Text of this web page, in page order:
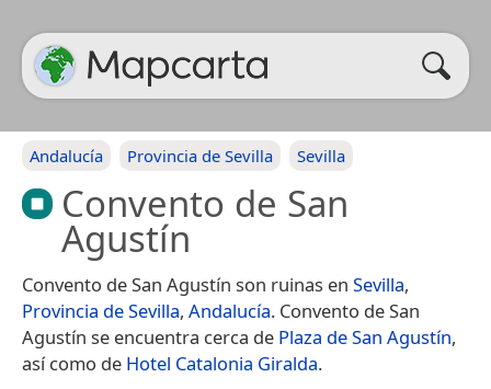
Andalucía Provincia de Sevilla Sevilla
Convento de San
Agustín
Convento de San Agustín son ruinas en Sevilla,
Provincia de Sevilla, Andalucía. Convento de San
Agustín se encuentra cerca de Plaza de San Agustín,
así como de Hotel Catalonia Giralda.